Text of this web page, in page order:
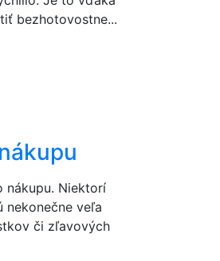
bezhotovostne...
nákupu. Niektorí
nekonečne veľa
či zľavových